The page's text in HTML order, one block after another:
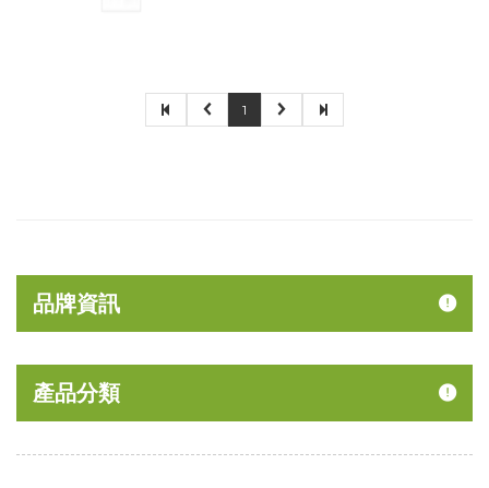
1
品牌資訊
產品分類